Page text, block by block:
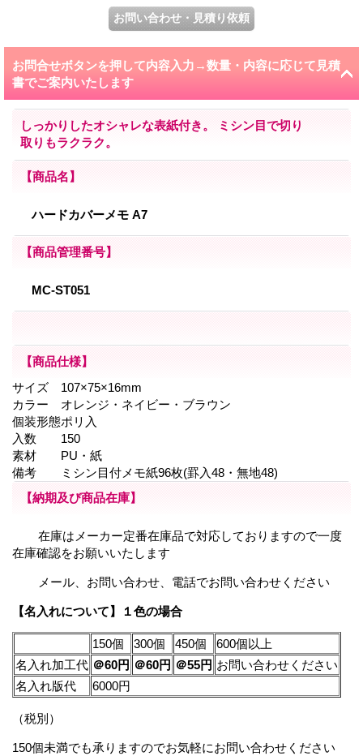
お問合せボタンを押して内容入力→数量・内容に応じて見積
書でご案内いたします
しっかりしたオシャレな表紙付き。 ミシン目で切り
取りもラクラク。
【商品名】
ハードカバーメモ A7
【商品管理番号】
MC-ST051
【商品仕様】
サイズ
107×75×16mm
カラー
オレンジ・ネイビー・ブラウン
個装形態ポリ入
入数
150
素材
PU・紙
備考
ミシン目付メモ紙96枚(罫入48・無地48)
【納期及び商品在庫】
在庫はメーカー定番在庫品で対応しておりますので一度
在庫確認をお願いいたします
メール、お問い合わせ、電話でお問い合わせください
【名入れについて】１色の場合
150個 300個 450個
600個以上
名入れ加工代 ＠60円 ＠60円 ＠55円 お問い合わせください
名入れ版代
6000円
（税別）
150個未満でも承りますのでお気軽にお問い合わせください